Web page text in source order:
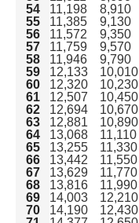
54
11,198 8,910
55
11,385 9,130
56
11,572 9,350
57
11,759 9,570
58
11,946 9,790
59
12,133 10,010
60
12,320 10,230
61
12,507 10,450
62
12,694 10,670
63
12,881 10,890
64
13,068 11,110
65
13,255 11,330
66
13,442 11,550
67
13,629 11,770
68
13,816 11,990
69
14,003 12,210
70
14,190 12,430